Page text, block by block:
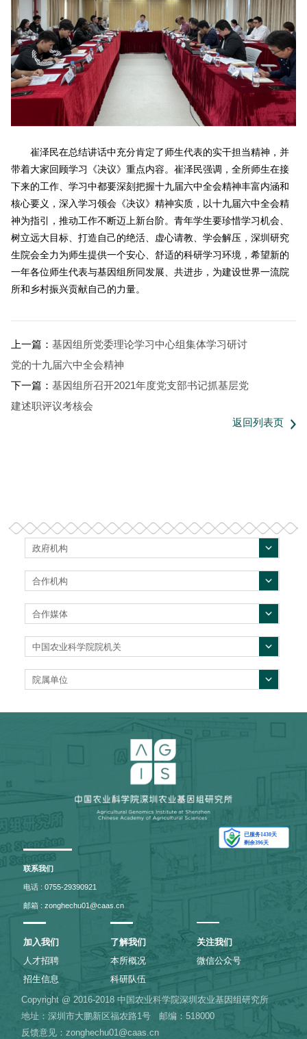
崔泽民在总结讲话中充分肯定了师生代表的实干担当精神，并
带着大家回顾学习《决议》重点内容。崔泽民强调，全所师生在接
下来的工作、学习中都要深刻把握十九届六中全会精神丰富内涵和
核心要义，深入学习领会《决议》精神实质，以十九届六中全会精
神为指引，推动工作不断迈上新台阶。青年学生要珍惜学习机会、
树立远大目标、打造自己的绝活、虚心请教、学会解压，深圳研究
生院会全力为师生提供一个安心、舒适的科研学习环境，希望新的
一年各位师生代表与基因组所同发展、共进步，为建设世界一流院
所和乡村振兴贡献自己的力量。
上一篇： 基因组所党委理论学习中心组集体学习研讨
党的十九届六中全会精神
下一篇： 基因组所召开2021年度党支部书记抓基层党
建述职评议考核会
返回列表页
政府机构
合作机构
合作媒体
中国农业科学院院机关
院属单位
联系我们
电话 : 0755-29390921
邮箱 : zonghechu01@caas.cn
加入我们
人才招聘
招生信息
了解我们
本所概况
科研队伍
关注我们
微信公众号
Copyright @ 2016-2018 中国农业科学院深圳农业基因组研究所
地址：深圳市大鹏新区福农路1号
邮编：518000
反馈意见：zonghechu01@caas.cn